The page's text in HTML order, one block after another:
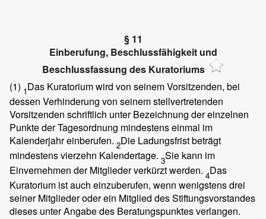
§ 11
Einberufung, Beschlussfähigkeit und
Beschlussfassung des Kuratoriums
(1) 1Das Kuratorium wird von seinem Vorsitzenden, bei
dessen Verhinderung von seinem stellvertretenden
Vorsitzenden schriftlich unter Bezeichnung der einzelnen
Punkte der Tagesordnung mindestens einmal im
Kalenderjahr einberufen. 2Die Ladungsfrist beträgt
mindestens vierzehn Kalendertage. 3Sie kann im
Einvernehmen der Mitglieder verkürzt werden. 4Das
Kuratorium ist auch einzuberufen, wenn wenigstens drei
seiner Mitglieder oder ein Mitglied des Stiftungsvorstandes
dieses unter Angabe des Beratungspunktes verlangen.